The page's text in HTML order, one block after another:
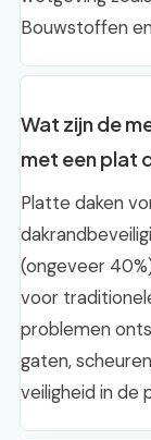
Bouwstoffen
Wat zijn de
met een plat
Platte daken
(ongeveer
voor
problemen
gaten,
veiligheid in de